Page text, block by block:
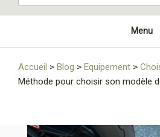
Menu
Accueil > Blog > Equipement >
Méthode pour choisir son modèle